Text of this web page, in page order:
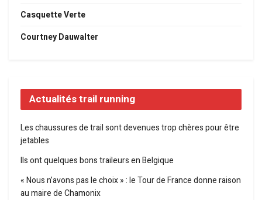
Casquette Verte
Courtney Dauwalter
Actualités trail running
Les chaussures de trail sont devenues trop chères pour être
jetables
Ils ont quelques bons traileurs en Belgique
« Nous n’avons pas le choix » : le Tour de France donne raison
au maire de Chamonix